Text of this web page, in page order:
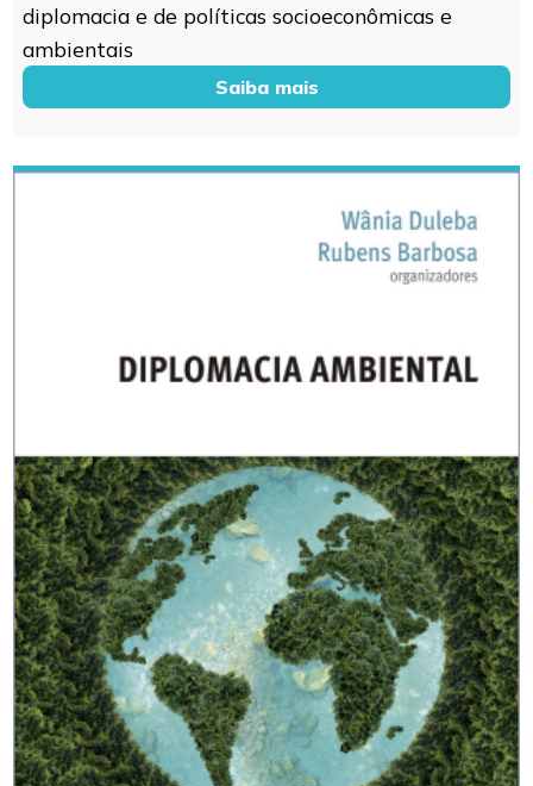
diplomacia e de políticas socioeconômicas e
ambientais
Saiba mais